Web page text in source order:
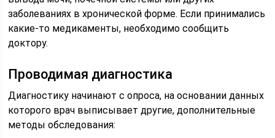
заболеваниях в хронической форме. Если принимались
какие-то медикаменты, необходимо сообщить
доктору.
Проводимая диагностика
Диагностику начинают с опроса, на основании данных
которого врач выписывает другие, дополнительные
методы обследования: